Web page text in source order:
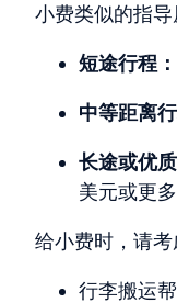
小费类似的指导
短途行程：
中等距离行
长途或优
美元或更多
给小费时，请考
行李搬运